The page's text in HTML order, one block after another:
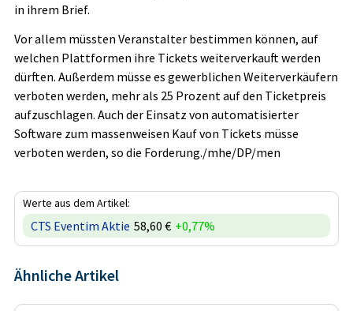
in ihrem Brief.
Vor allem müssten Veranstalter bestimmen können, auf
welchen Plattformen ihre Tickets weiterverkauft werden
dürften. Außerdem müsse es gewerblichen Weiterverkäufern
verboten werden, mehr als 25 Prozent auf den Ticketpreis
aufzuschlagen. Auch der Einsatz von automatisierter
Software zum massenweisen Kauf von Tickets müsse
verboten werden, so die Forderung./mhe/DP/men
Werte aus dem Artikel:
CTS Eventim Aktie 58,60 € +0,77%
Ähnliche Artikel